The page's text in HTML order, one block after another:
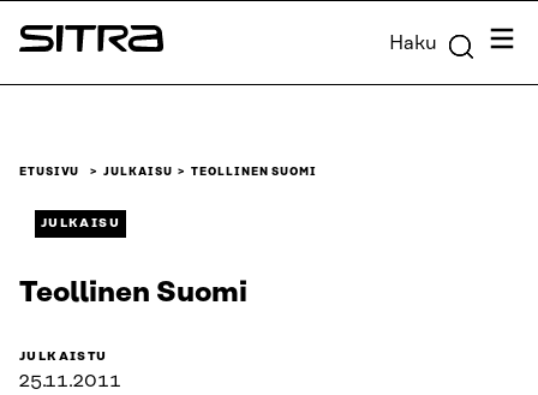
Siirry
suoraan
Sitra Haku
ETUSIVU JULKAISU TEOLLINEN SUOMI
JULKAISU
Teollinen Suomi
JULKAISTU
25.11.2011